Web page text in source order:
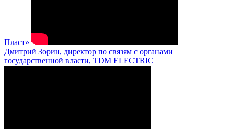
Пласт»
Дмитрий Зорин, директор по связям с органами
государственной власти, TDM ELECTRIC